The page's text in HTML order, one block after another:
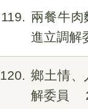
119
兩餐牛肉
進立調解
120
鄉土情、
解委員